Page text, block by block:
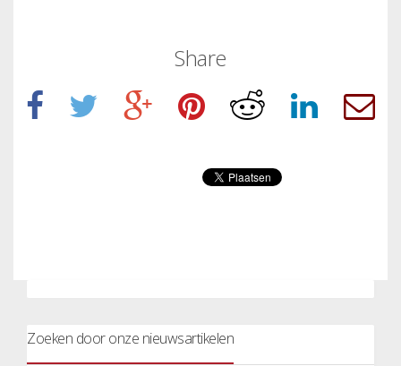
Share
Zoeken door onze nieuwsartikelen